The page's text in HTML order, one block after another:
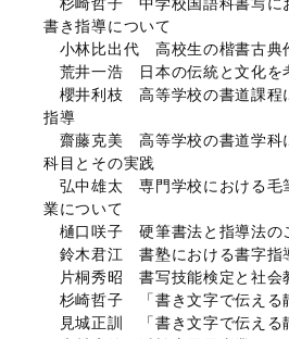
書き指導について
小林比出代 高校生の楷書古典
荒井一浩 日本の伝統と文化を
櫻井利枝 高等学校の書道課程
指導
齋藤克美 高等学校の書道学科
科目とその実践
弘中雄太 専門学校における毛
業について
樋口咲子 硬筆書法と指導法の
鈴木君江 書塾における書字指
片桐秀昭 書写技能検定と社会
杉崎哲子 「書き文字で伝える
見城正訓 「書き文字で伝える